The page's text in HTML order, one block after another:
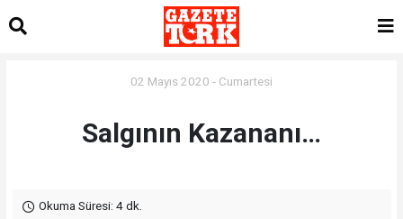
02 Mayıs 2020 - Cumartesi
Salgının Kazananı…
Okuma Süresi: 4 dk.